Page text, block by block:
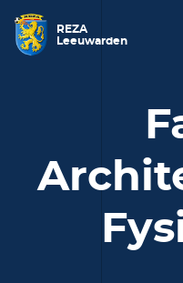
REZA
Leeuwarden